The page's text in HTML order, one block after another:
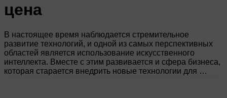
цена
В настоящее время наблюдается стремительное
развитие технологий, и одной из самых перспективных
областей является использование искусственного
интеллекта. Вместе с этим развивается и сфера бизнеса,
которая старается внедрить новые технологии для …